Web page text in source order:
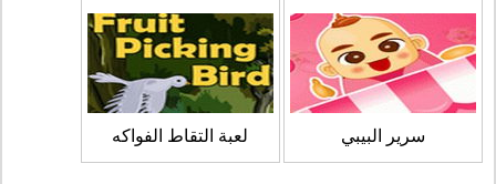
سرير البيبي لعبة التقاط الفواكه